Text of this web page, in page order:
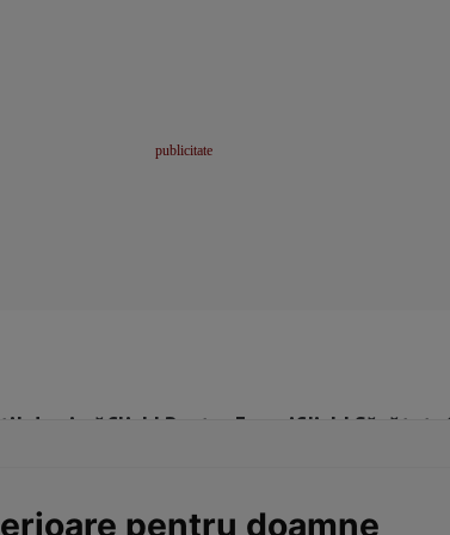
de viațăClick! Pentru FemeiClick! Sănătate
pentru doamne